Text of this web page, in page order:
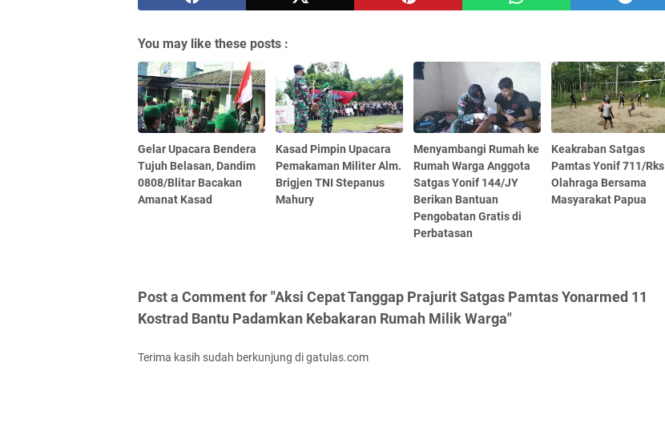
You may like these posts :
Gelar Upacara Bendera
Tujuh Belasan, Dandim
0808/Blitar Bacakan
Amanat Kasad
Kasad Pimpin Upacara
Pemakaman Militer Alm.
Brigjen TNI Stepanus
Mahury
Menyambangi Rumah ke
Rumah Warga Anggota
Satgas Yonif 144/JY
Berikan Bantuan
Pengobatan Gratis di
Perbatasan
Keakraban Satgas
Pamtas Yonif 711/Rks
Olahraga Bersama
Masyarakat Papua
Post a Comment for "Aksi Cepat Tanggap Prajurit Satgas Pamtas Yonarmed 11
Kostrad Bantu Padamkan Kebakaran Rumah Milik Warga"
Terima kasih sudah berkunjung di gatulas.com